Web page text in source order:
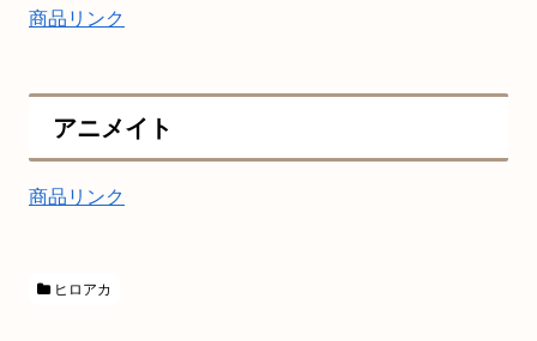
商品リンク
アニメイト
商品リンク
ヒロアカ